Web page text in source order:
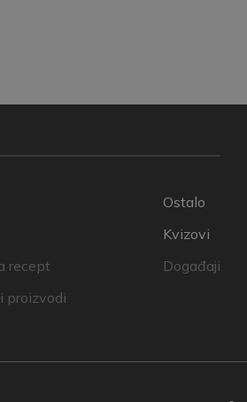
recept
proizvodi
Ostalo
Kvizovi
Događaji